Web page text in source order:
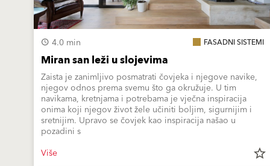
4.0 min FASADNI SISTEMI
Miran san leži u slojevima
Zaista je zanimljivo posmatrati čovjeka i njegove navike,
njegov odnos prema svemu što ga okružuje. U tim
navikama, kretnjama i potrebama je vječna inspiracija
onima koji njegov život žele učiniti boljim, sigurnijim i
sretnijim. Upravo se čovjek kao inspiracija našao u
pozadini s
Više
star_border